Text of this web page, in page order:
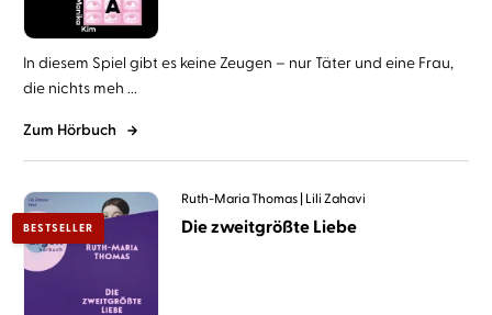
In diesem Spiel gibt es keine Zeugen – nur Täter und eine Frau,
die nichts meh ...
Zum Hörbuch
BESTSELLER
Ruth-Maria Thomas Lili Zahavi
Die zweitgrößte Liebe